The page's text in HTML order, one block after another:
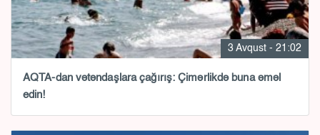
3 Avqust - 21:02
AQTA-dan vətəndaşlara çağırış: Çimərlikdə buna əməl
edin!